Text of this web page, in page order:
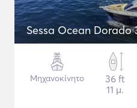
Sessa Ocean Dorado
Μηχανοκίνητο
36 ft
11 μ.